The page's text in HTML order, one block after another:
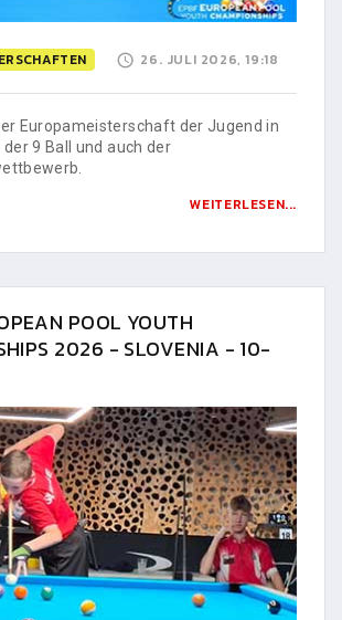
26. JULI 2026, 19:18
Europameisterschaft der Jugend in
9 Ball und auch der
WEITERLESEN...
POOL YOUTH
2026 - SLOVENIA - 10-